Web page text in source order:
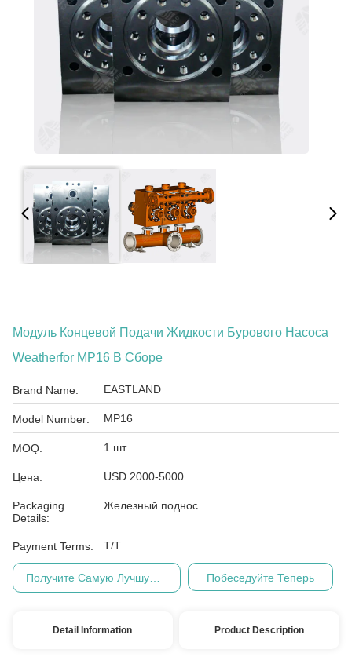
Модуль Концевой Подачи Жидкости Бурового Насоса
Weatherfor MP16 В Сборе
Brand Name: EASTLAND
Model Number: MP16
MOQ: 1 шт.
Цена: USD 2000-5000
Packaging
Details:
Железный поднос
Payment Terms: Т/Т
Побеседуйте Теперь
Detail Information Product Description